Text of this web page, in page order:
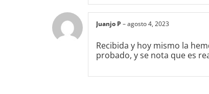
Juanjo P –agosto 4, 2023
Recibida y hoy mismo la
probado, y se nota que es